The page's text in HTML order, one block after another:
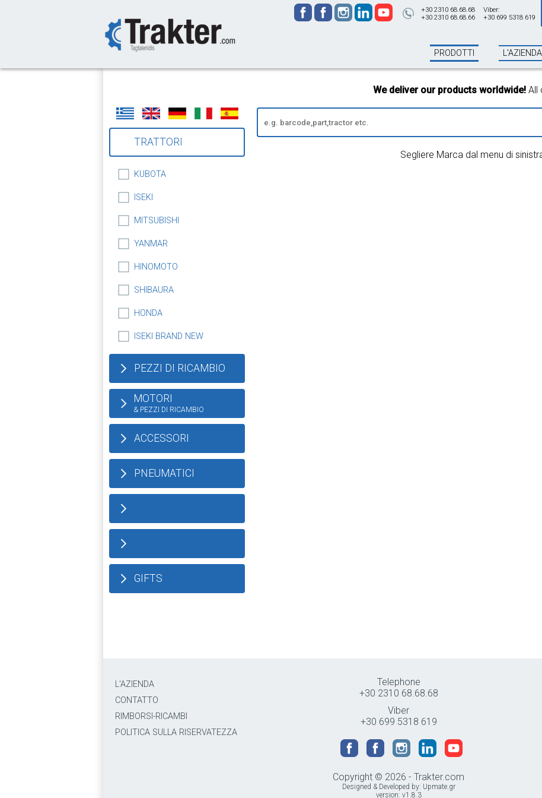
+30 2310 68.68.68
+30 2310 68.68.66
Viber:
+30 699 5318 619
PRODOTTI L'AZIENDA
We deliver our products worldwide!All
TRATTORI
KUBOTA
ISEKI
MITSUBISHI
YANMAR
HINOMOTO
SHIBAURA
HONDA
ISEKI BRAND NEW
PEZZI DI RICAMBIO
MOTORI
& PEZZI DI RICAMBIO
ACCESSORI
PNEUMATICI
GIFTS
Segliere Marca dal menu di
L'AZIENDA
CONTATTO
RIMBORSI-RICAMBI
POLITICA SULLA RISERVATEZZA
Telephone
+30 2310 68.68.68
Viber
+30 699 5318 619
Copyright © 2026 - Trakter.com
Designed & Developed by: Upmate.gr
version: v1.8.3